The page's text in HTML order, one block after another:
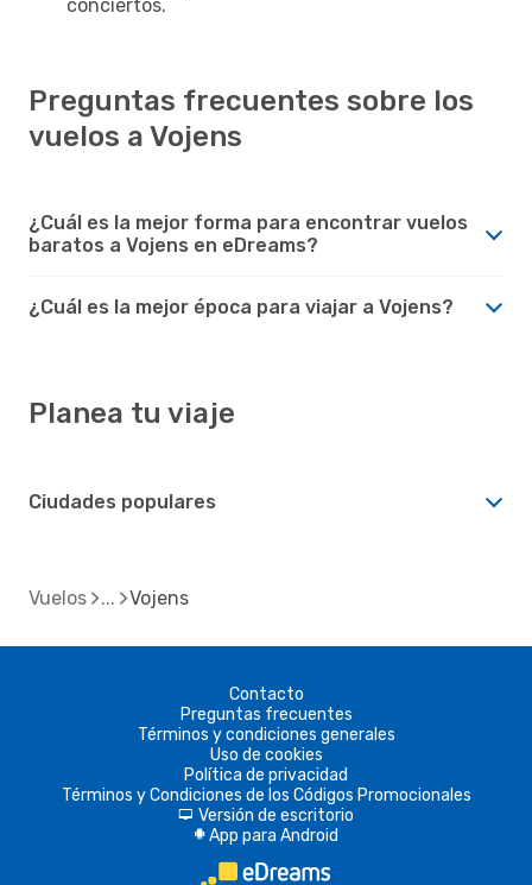
conciertos.
Preguntas frecuentes sobre los
vuelos a Vojens
¿Cuál es la mejor forma para encontrar vuelos
baratos a Vojens en eDreams?
¿Cuál es la mejor época para viajar a Vojens?
Planea tu viaje
Ciudades populares
Vuelos Vojens
Contacto
Preguntas frecuentes
Términos y condiciones generales
Uso de cookies
Política de privacidad
Términos y Condiciones de los Códigos Promocionales
d Versión de escritorio
A App para Android